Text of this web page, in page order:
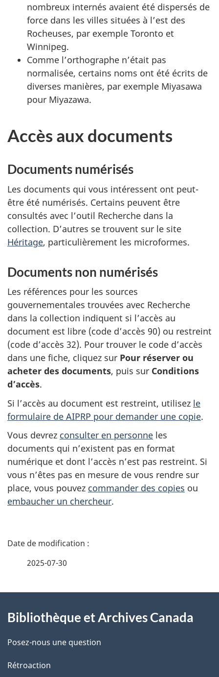
nombreux internés avaient été dispersés de
force dans les villes situées à l’est des
Rocheuses, par exemple Toronto et
Winnipeg.
Comme l’orthographe n’était pas
normalisée, certains noms ont été écrits de
diverses manières, par exemple Miyasawa
pour Miyazawa.
Accès aux documents
Documents numérisés
Les documents qui vous intéressent ont peut-
être été numérisés. Certains peuvent être
consultés avec l’outil Recherche dans la
collection. D’autres se trouvent sur le site
Héritage, particulièrement les microformes.
Documents non numérisés
Les références pour les sources
gouvernementales trouvées avec Recherche
dans la collection indiquent si l’accès au
document est libre (code d’accès 90) ou restreint
(code d’accès 32). Pour trouver le code d’accès
dans une fiche, cliquez sur Pour réserver ou
acheter des documents, puis sur Conditions
d’accès.
Si l’accès au document est restreint, utilisez le
formulaire de AIPRP pour demander une copie.
Vous devrez consulter en personne les
documents qui n’existent pas en format
numérique et dont l’accès n’est pas restreint. Si
vous n’êtes pas en mesure de vous rendre sur
place, vous pouvez commander des copies ou
embaucher un chercheur.
D
i
l
s
2025-07-30
propos
de
ce
Bibliothèque et Archives Canada
Posez-nous une question
Rétroaction